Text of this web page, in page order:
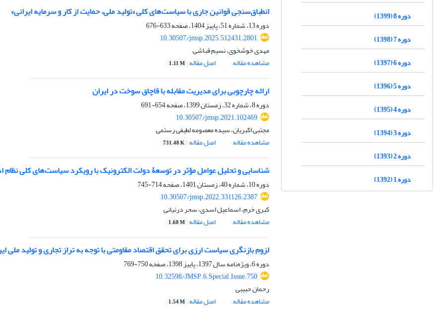
انطباق‌سنجی قوانین جاری با سیاست‌های کلی «تولید ملی، حمایت از کار و سرمایه ایرانی»
دوره 13، شماره 51، پاییز 1404، صفحه
633-676
10.30507/jmsp.2025.512431.2801
مهدی خوشخوی، نسیم قباشی
مشاهده مقاله
اصل مقاله 1.11 M
ارائه چارچوبی برای مدیریت مقابله با قاچاق سوخت در ایران
دوره 8، شماره 32، زمستان 1399، صفحه
654-691
10.30507/jmsp.2021.102469
مجتبی اکبریان، سیده معصومه لطیفی رستمی
مشاهده مقاله
اصل مقاله 731.48 K
شناسایی و تحلیل عوامل مؤثر در توسعۀ دولت الکترونیک با رویکرد سیاست‌های کلی نظام
دوره 10، شماره 40، زمستان 1401، صفحه
714-745
10.30507/jmsp.2022.331126.2387
کبری خرم، اسماعیل اسدی، سحر درنیانی
مشاهده مقاله
اصل مقاله 1.68 M
لزوم بازنگری سیاست ارزی برای تحقق اقتصاد مقاومتی با توجه به تراز تجاری و تولید ملی ایران
دوره 6، ویژه‌نامه سال 1397، پاییز 1398، صفحه
750-769
10.32598/JMSP.6.Special.Issue.750
رحمان حبیبی
مشاهده مقاله
اصل مقاله 1.54 M
دوره 8 (1399)
دوره 7 (1398)
دوره 6 (1397)
دوره 5 (1396)
دوره 4 (1395)
دوره 3 (1394)
دوره 2 (1393)
دوره 1 (1392)